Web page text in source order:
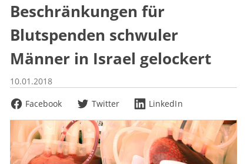
Beschränkungen für
Blutspenden schwuler
Männer in Israel gelockert
10.01.2018
Facebook
Twitter LinkedIn